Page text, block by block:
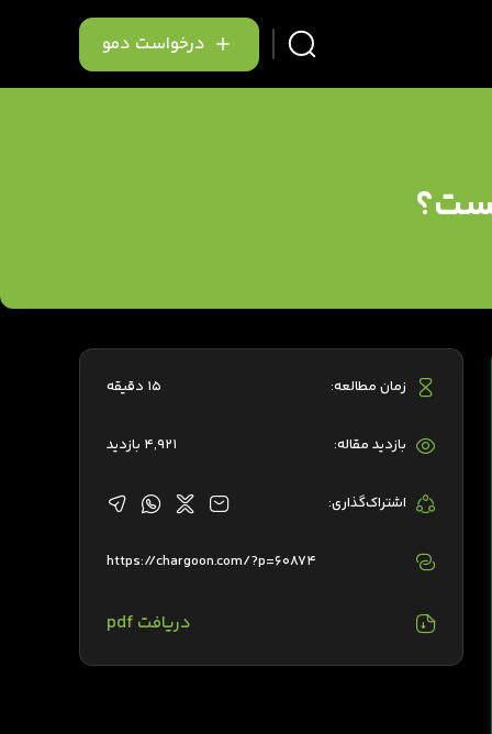
درخواست دمو
زمان مطالعه: 15 دقیقه
بازدید مقاله: 4,921 بازدید
اشتراک‌گذاری:
https://chargoon.com/?p=60874
دریافت pdf